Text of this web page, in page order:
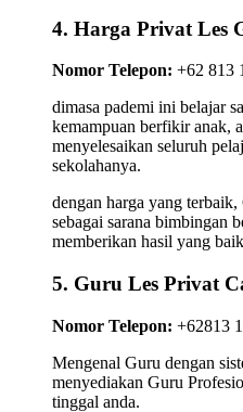
4. Harga Privat Les
Nomor Telepon: +62 813
dimasa pademi ini belajar
kemampuan berfikir anak,
menyelesaikan seluruh
sekolahanya.
dengan harga yang
sebagai sarana bimbingan
memberikan hasil yang
5. Guru Les Privat
Nomor Telepon: +62813
Mengenal Guru dengan
menyediakan Guru
tinggal anda.